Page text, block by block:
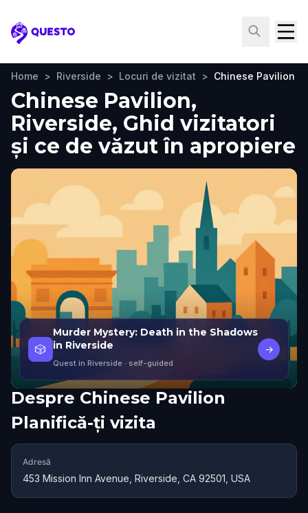
Questo
Home > Riverside > Locuri de vizitat > Chinese Pavilion
Chinese Pavilion,
Riverside, Ghid vizitatori
și ce de văzut în apropiere
🎲
Murder Mystery: Death in the Shadows
in Riverside
Quest in Riverside · self-guided
→
Despre Chinese Pavilion
Planifică-ți vizita
Adresă
453 Mission Inn Avenue, Riverside, CA 92501, USA